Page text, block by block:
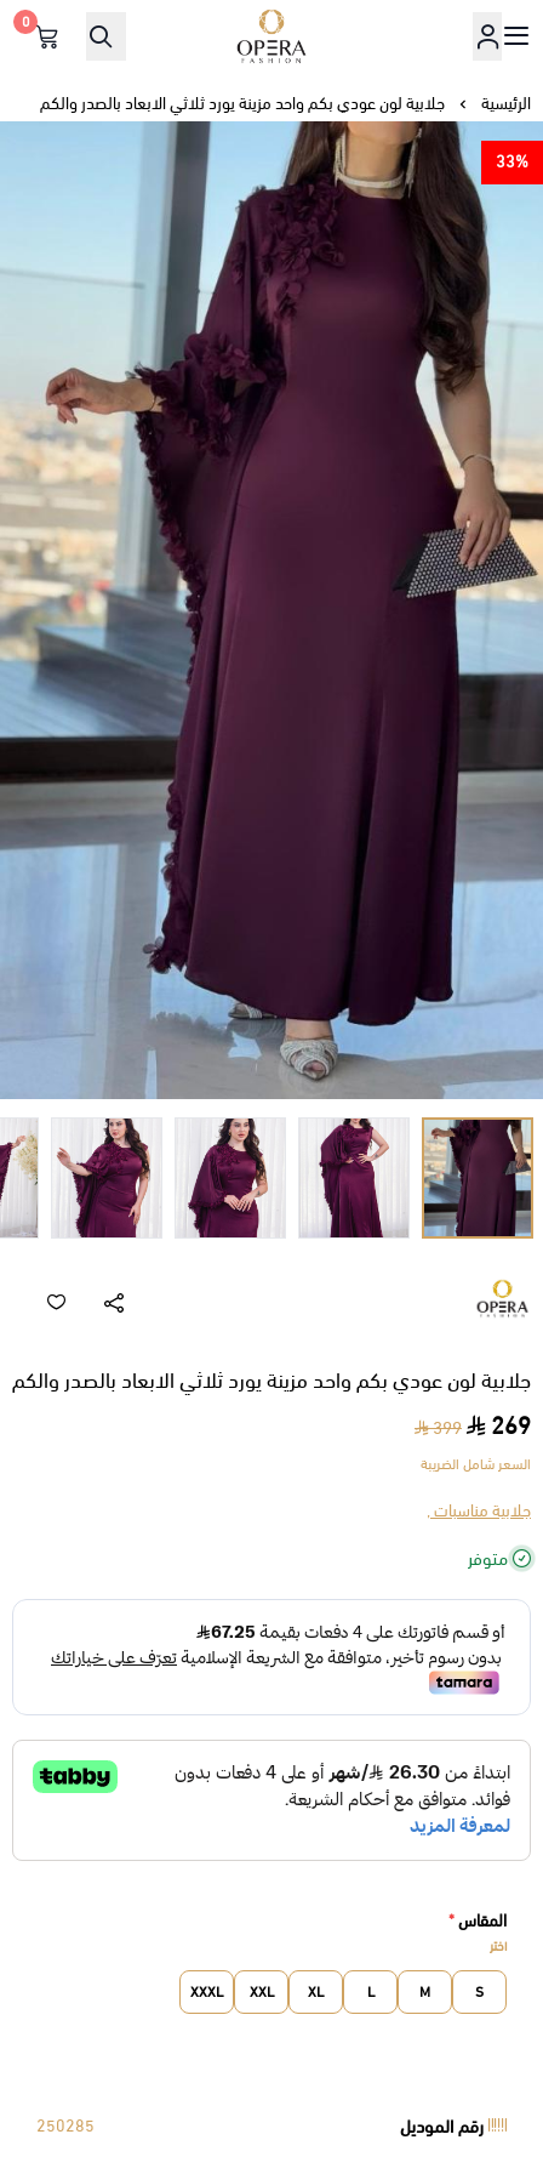
أوبرا فاشن
0
الرئيسية جلابية لون عودي بكم واحد مزينة يورد ثلاثي الابعاد بالصدر والكم
33%
جلابية لون عودي بكم واحد مزينة يورد ثلاثي الابعاد بالصدر والكم
269
399
السعر شامل الضريبة
جلابية مناسبات ,
متوفر
المقاس*
اختر
S
M
L
XL
XXL
XXXL
رقم الموديل 250285